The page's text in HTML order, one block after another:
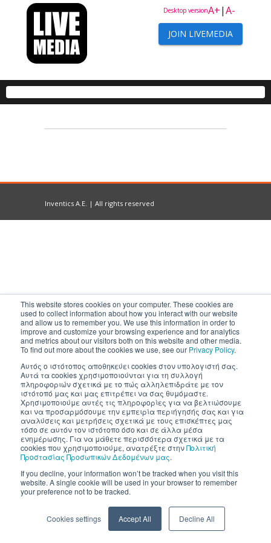
This website stores cookies on your computer. These cookies are
used to collect information about how you interact with our website
and allow us to remember you. We use this information in order to
improve and customize your browsing experience and for analytics
and metrics about our visitors both on this website and other media.
To find out more about the cookies we use, see our Privacy Policy.
Αυτός ο ιστότοπος αποθηκεύει cookies στον υπολογιστή σας.
Αυτά τα cookies χρησιμοποιούνται για τη συλλογή
πληροφοριών σχετικά με το πώς αλληλεπιδράτε με τον
ιστότοπό μας και μας επιτρέπει να σας θυμόμαστε.
Χρησιμοποιούμε αυτές τις πληροφορίες για να βελτιώσουμε
και να προσαρμόσουμε την εμπειρία περιήγησής σας και για
αναλύσεις και μετρήσεις σχετικά με τους επισκέπτες μας
τόσο σε αυτόν τον ιστότοπο όσο και σε άλλα μέσα
ενημέρωσης. Για να μάθετε περισσότερα σχετικά με τα
cookies που χρησιμοποιούμε, ανατρέξτε στηνΠολιτική
Προστασίας Προσωπικών Δεδομένων μας.
If you decline, your information won’t be tracked when you visit this
website. A single cookie will be used in your browser to remember
your preference not to be tracked.
Cookies settings Accept All Decline All
A+|A-
Desktop version
JOIN LIVEMEDIA
Inventics A.E. | All rights reserved